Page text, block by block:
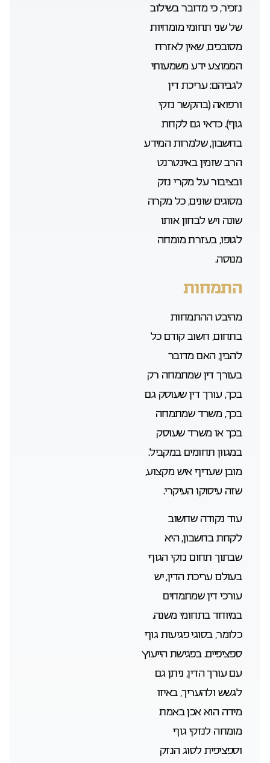
נזכיר, כי מדובר בשילוב
של שני תחומי מומחיות
מסובכים, שאין לאזרח
הממוצע ידע משמעותי
לגביהם: עריכת דין
ורפואה (בהקשר נזקי
גוף). כדאי גם לקחת
בחשבון, שלמרות המידע
הרב שזמין באינטרנט
ובציבור על מקרי נזק
מסוגים שונים, כל מקרה
שונה ויש לבחון אותו
לגופו, בעזרת מומחה
מנוסה.
התמחות
מהיבט ההתמחות
בתחום, חשוב קודם כל
להבין, האם מדובר
בעורך דין שמתמחה רק
בכך, עורך דין שעוסק גם
בכך, משרד שמתמחה
בכך או משרד שעוסק
במגוון תחומים במקביל.
מובן שעדיף איש מקצוע,
שזה עיסוקו העיקרי.
עוד נקודה שחשוב
לקחת בחשבון, היא
שבתוך תחום נזקי הגוף
בעולם עריכת הדין, יש
עורכי דין שמתמחים
במיוחד בתחומי משנה.
כלומר, בסוגי פגיעות גוף
ספציפיים. בפגישת הייעוץ
עם עורך הדין, ניתן גם
לגשש ולהעריך, באיזו
מידה הוא אכן באמת
מומחה לנזקי גוף
וספציפית לסוג הנזק